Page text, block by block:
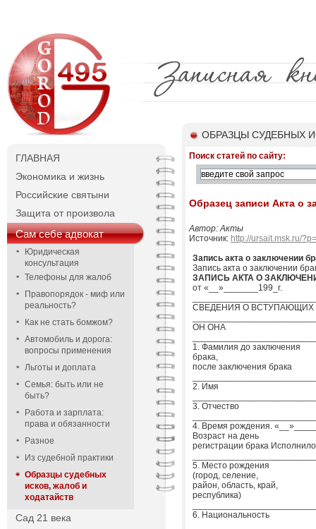
ГЛАВНАЯ
Экономика и жизнь
Российские святыни
Защита от произвола
Сам себе адвокат
Юридическая
консультация
Телефоны для жалоб
Правопорядок - миф или
реальность?
Как не стать бомжом?
Автомобиль и дорога:
вопросы применения
Льготы и доплата
Семья: быть или не
быть?
Работа и зарплата:
права и обязанности
Разное
Из судебной практики
Образцы судебных
исков, жалоб и
ходатайств
Сад 21 века
ОБРАЗЦЫ СУДЕБНЫХ
Поиск статей по сайту:
Образец записи Акта о
Автор: Акты
Источник: http://ursait.msk.ru/
Запись акта о заключении
Запись акта о заключении
ЗАПИСЬ АКТА О
от «__»_______199_г.
СВЕДЕНИЯ О ВСТУПАЮЩИХ
ОН ОНА
1. Фамилия до заключения
брака,
после заключения брака
2. Имя
3. Отчество
4. Время рождения.
Возраст на день
регистрации брака
5. Место рождения
(город, селение,
район, область, край,
республика)
6. Национальность